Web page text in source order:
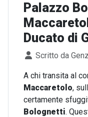
Palazzo
Ducato di
Dettagli
Scritto da
A chi transita al
Maccaretolo,
certamente
Bolognetti.